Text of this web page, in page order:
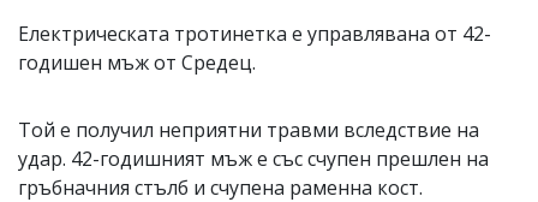
ни!
Електрическата тротинетка е управлявана от 42-
годишен мъж от Средец.
Той е получил неприятни травми вследствие на
удар. 42-годишният мъж е със счупен прешлен на
гръбначния стълб и счупена раменна кост.